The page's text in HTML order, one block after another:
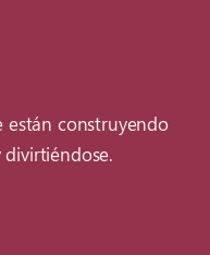
están construyendo